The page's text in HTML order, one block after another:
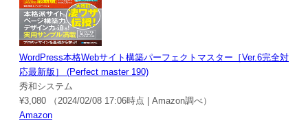
WordPress本格Webサイト構築パーフェクトマスター［Ver.6完全対
応最新版］ (Perfect master 190)
秀和システム
¥3,080
（2024/02/08 17:06時点 | Amazon調べ）
Amazon